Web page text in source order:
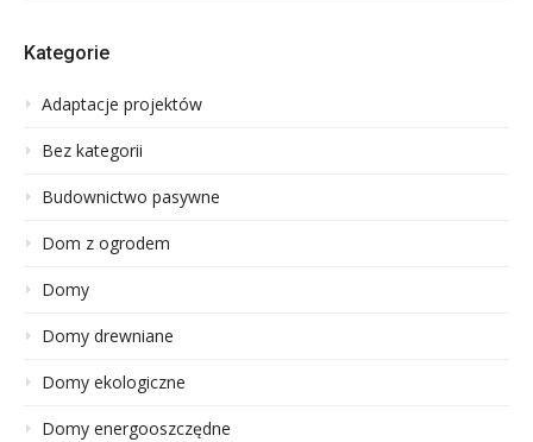
Kategorie
Adaptacje projektów
Bez kategorii
Budownictwo pasywne
Dom z ogrodem
Domy
Domy drewniane
Domy ekologiczne
Domy energooszczędne